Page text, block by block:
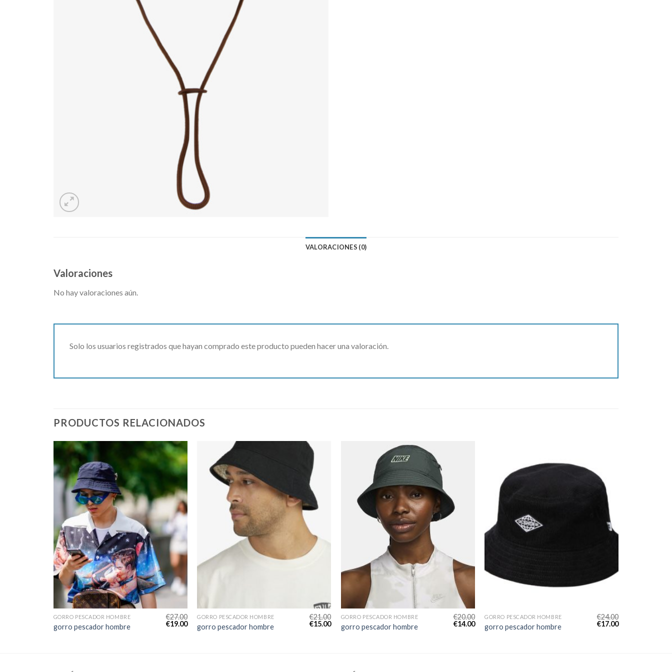
VALORACIONES (0)
Valoraciones
No hay valoraciones aún.
Solo los usuarios registrados que hayan comprado este producto pueden hacer una valoración.
PRODUCTOS RELACIONADOS
GORRO PESCADOR HOMBRE
gorro pescador hombre
€27.00
€19.00
GORRO PESCADOR HOMBRE
gorro pescador hombre
€21.00
€15.00
GORRO PESCADOR HOMBRE
gorro pescador hombre
€20.00
€14.00
GORRO PESCADOR HOMBRE
gorro pescador hombre
€24.00
€17.00